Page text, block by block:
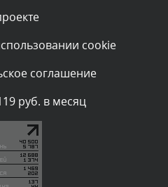
виден после проверки
cookie
соглашение
руб. в месяц